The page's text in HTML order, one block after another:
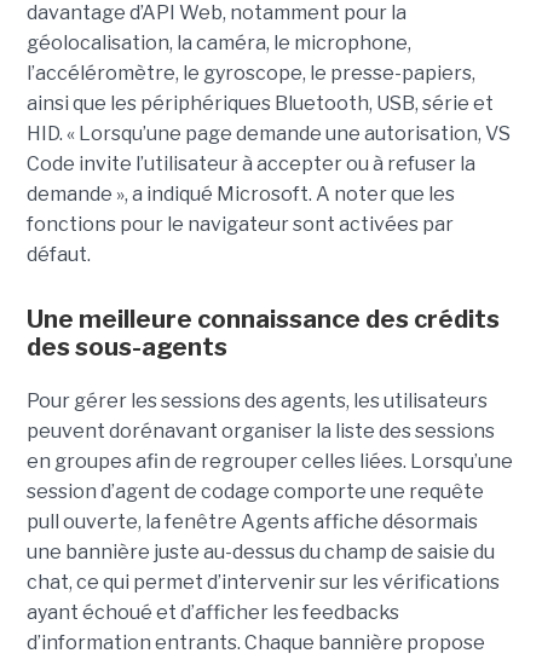
davantage d’API Web, notamment pour la
géolocalisation, la caméra, le microphone,
l’accéléromètre, le gyroscope, le presse-papiers,
ainsi que les périphériques Bluetooth, USB, série et
HID. « Lorsqu’une page demande une autorisation, VS
Code invite l’utilisateur à accepter ou à refuser la
demande », a indiqué Microsoft. A noter que les
fonctions pour le navigateur sont activées par
défaut.
Une meilleure connaissance des crédits
des sous-agents
Pour gérer les sessions des agents, les utilisateurs
peuvent dorénavant organiser la liste des sessions
en groupes afin de regrouper celles liées. Lorsqu’une
session d’agent de codage comporte une requête
pull ouverte, la fenêtre Agents affiche désormais
une bannière juste au-dessus du champ de saisie du
chat, ce qui permet d’intervenir sur les vérifications
ayant échoué et d’afficher les feedbacks
d’information entrants. Chaque bannière propose